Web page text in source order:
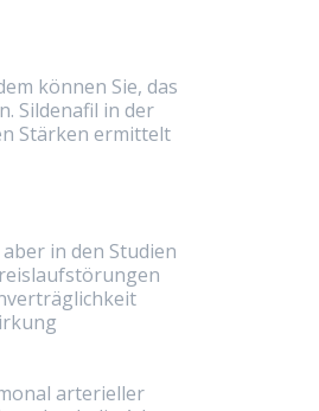
können Sie, das
Sildenafil in der
Stärken ermittelt
in den Studien
arterieller